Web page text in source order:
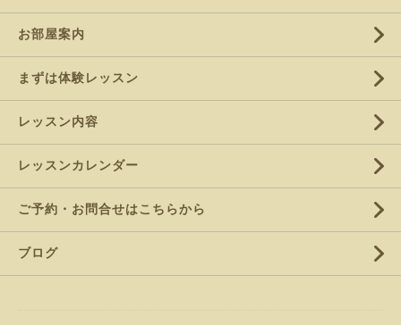
お部屋案内
まずは体験レッスン
レッスン内容
レッスンカレンダー
ご予約・お問合せはこちらから
ブログ